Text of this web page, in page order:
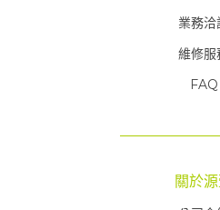
業務洽
維修服
FAQ
關於